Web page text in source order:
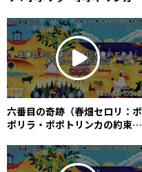
Android (Céleri Haruhata)
六番目の奇跡（春畑セロリ：ポ
ポリラ・ポポトリンカの約束） /
Haruhata)